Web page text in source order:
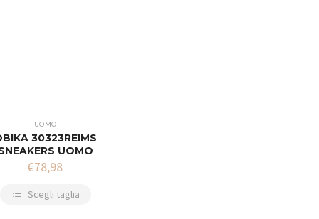
UOMO
30323REIMS
UOMO
€78,98
Scegli taglia